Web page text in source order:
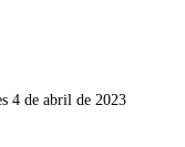
4 de abril de 2023